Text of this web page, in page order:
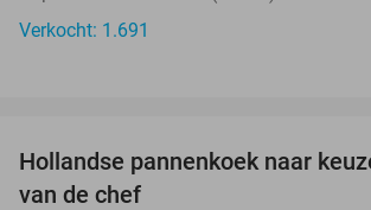
Verkocht: 1.691
Hollandse pannenkoek naar
van de chef